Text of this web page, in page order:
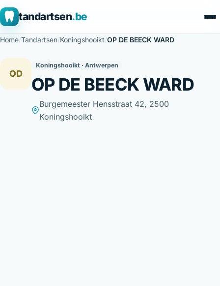
tandartsen.be
Home/Tandartsen/Koningshooikt/OP DE BEECK WARD
OD
Koningshooikt · Antwerpen
OP DE BEECK WARD
Burgemeester Hensstraat 42, 2500
Koningshooikt